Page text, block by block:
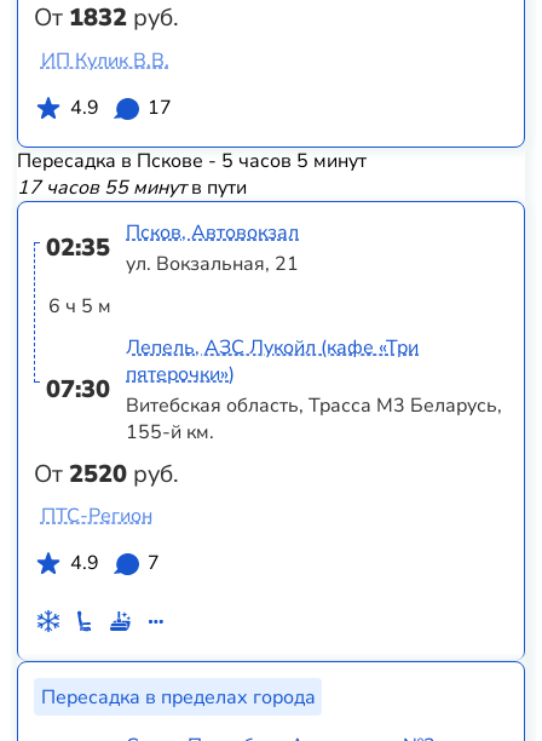
От 1832 руб.
ИП Кулик В.В.
4.9
17
Пересадка в Пскове - 5 часов 5 минут
17 часов 55 минутв пути
02:35
6 ч 5 м
07:30
От2520 руб.
Псков, Автовокзал
ул. Вокзальная, 21
Лепель, АЗС Лукойл (кафе «Три
пятерочки»)
Витебская область, Трасса M3 Беларусь,
155-й км.
ПТС-Регион
4.9
7
Пересадка в пределах города